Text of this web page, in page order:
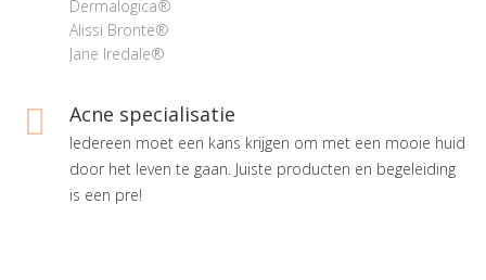
Dermalogica®
Alissi Brontë®
Jane Iredale®
Acne specialisatie
Iedereen moet een kans krijgen om met een mooie huid
door het leven te gaan. Juiste producten en begeleiding
is een pre!